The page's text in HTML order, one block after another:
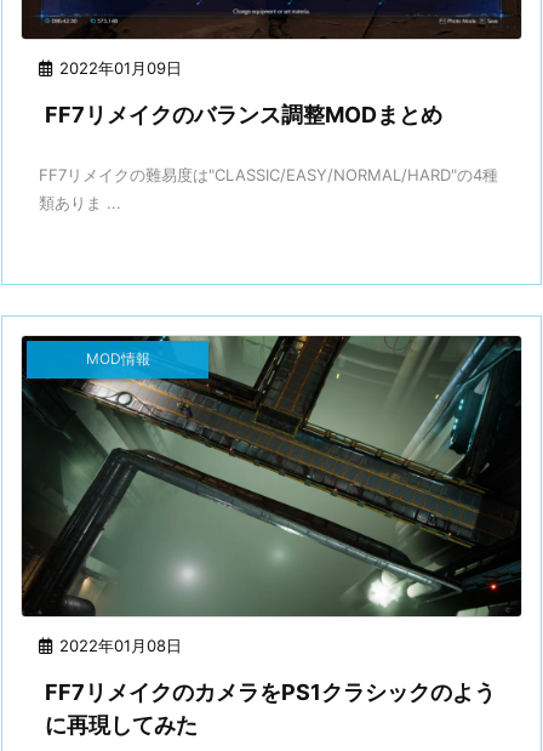
2022年01月09日
FF7リメイクのバランス調整MODまとめ
FF7リメイクの難易度は"CLASSIC/EASY/NORMAL/HARD"の4種
類ありま ...
2022年01月08日
MOD情報
FF7リメイクのカメラをPS1クラシックのよう
に再現してみた